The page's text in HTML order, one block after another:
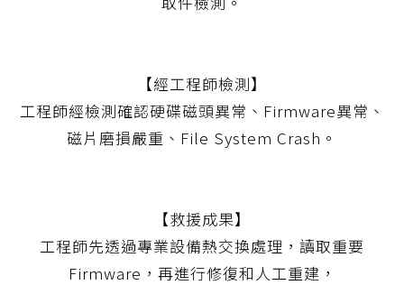
【經工程師檢測】
工程師經檢測確認硬碟磁頭異常、Firmware異常、
磁片磨損嚴重、File System Crash。
【救援成果】
工程師先透過專業設備熱交換處理，讀取重要
Firmware，再進行修復和人工重建，